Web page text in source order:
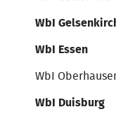
WbI
WbI Essen
WbI
WbI Duisburg